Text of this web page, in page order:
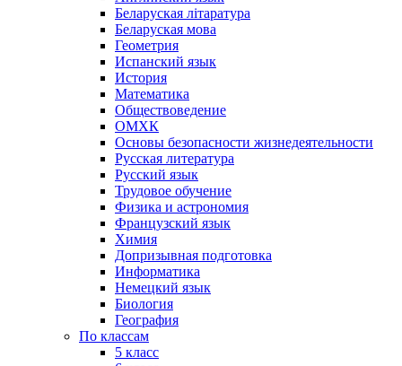
Беларуская літаратура
Беларуская мова
Геометрия
Испанский язык
История
Математика
Обществоведение
ОМХК
Основы безопасности жизнедеятельности
Русская литература
Русский язык
Трудовое обучение
Физика и астрономия
Французский язык
Химия
Допризывная подготовка
Информатика
Немецкий язык
Биология
География
По классам
5 класс